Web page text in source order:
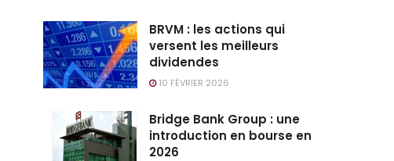
BRVM : les actions qui
versent les meilleurs
dividendes
10 FÉVRIER 2026
Bridge Bank Group : une
introduction en bourse en
2026